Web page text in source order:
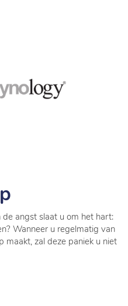
angst slaat u om het hart:
Wanneer u regelmatig van
maakt, zal deze paniek u niet